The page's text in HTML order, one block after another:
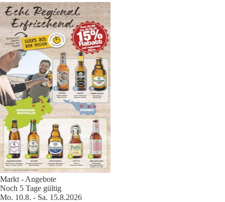
Markt - Angebote
Noch 5 Tage gültig
Mo. 10.8. - Sa. 15.8.2026